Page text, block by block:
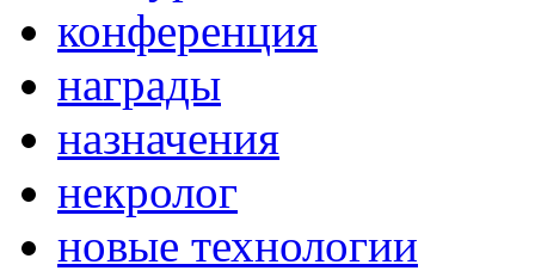
конференция
награды
назначения
некролог
новые технологии